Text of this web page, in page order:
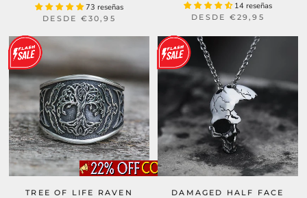
73 reseñas
DESDE €30,95
14 reseñas
DESDE €29,95
TREE OF LIFE RAVEN
DAMAGED HALF FACE